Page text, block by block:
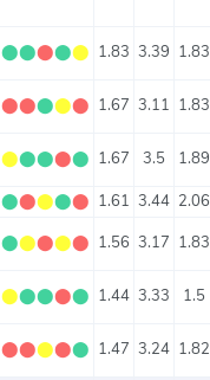
⬤⬤⬤⬤⬤ 1.83 3.39 1.83
⬤⬤⬤⬤⬤ 1.67 3.11 1.83
⬤⬤⬤⬤⬤ 1.67 3.5 1.89
⬤⬤⬤⬤⬤ 1.61 3.44 2.06
⬤⬤⬤⬤⬤ 1.56 3.17 1.83
⬤⬤⬤⬤⬤ 1.44 3.33 1.5
⬤⬤⬤⬤⬤ 1.47 3.24 1.82